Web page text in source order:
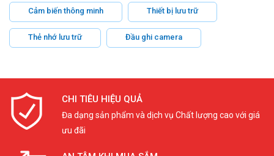
Cảm biến thông minh Thiết bị lưu trữ
Thẻ nhớ lưu trữ Đầu ghi camera
CHI TIÊU HIỆU QUẢ
Đa dạng sản phẩm và dịch vụ Chất lượng cao với giá
ưu đãi